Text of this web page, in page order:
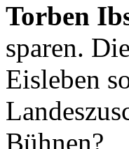
Torben
sparen.
Eisleben
Bühnen?